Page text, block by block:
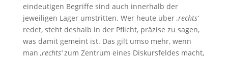
eindeutigen Begriffe sind auch innerhalb der
jeweiligen Lager umstritten. Wer heute über ‚rechts‘
redet, steht deshalb in der Pflicht, präzise zu sagen,
was damit gemeint ist. Das gilt umso mehr, wenn
man ‚rechts‘zum Zentrum eines Diskursfeldes macht,